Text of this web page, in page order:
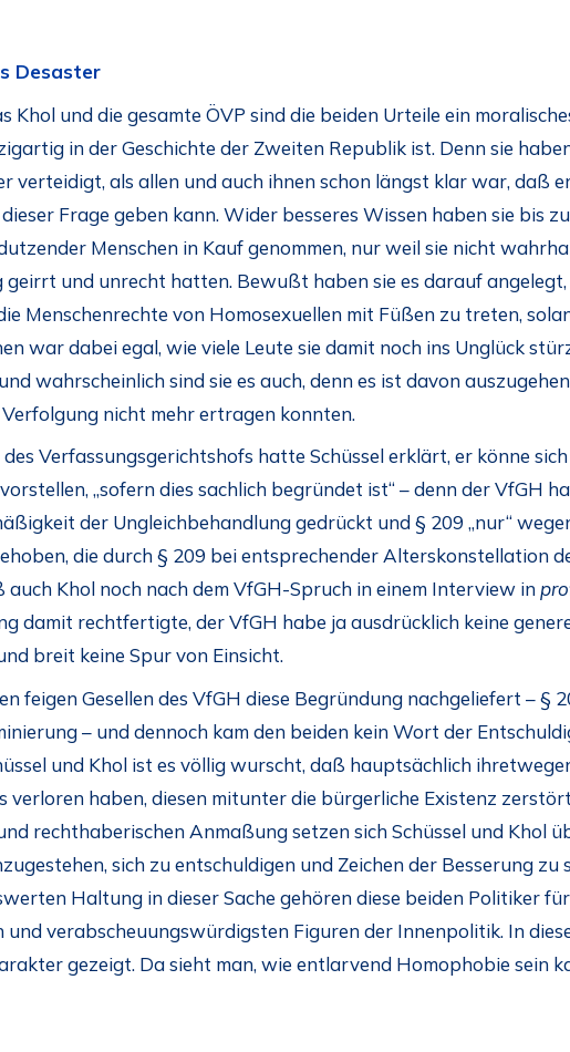
Desaster
Khol und die gesamte ÖVP sind die beiden Urteile ein
in der Geschichte der Zweiten Republik ist. Denn sie
verteidigt, als allen und auch ihnen schon längst klar war, daß
Frage geben kann. Wider besseres Wissen haben sie bis
Menschen in Kauf genommen, nur weil sie nicht
und unrecht hatten. Bewußt haben sie es darauf
Menschenrechte von Homosexuellen mit Füßen zu treten,
war dabei egal, wie viele Leute sie damit noch ins Unglück
wahrscheinlich sind sie es auch, denn es ist davon
nicht mehr ertragen konnten.
Verfassungsgerichtshofs hatte Schüssel erklärt, er könne
„sofern dies sachlich begründet ist“ – denn der VfGH
der Ungleichbehandlung gedrückt und § 209 „nur“
die durch § 209 bei entsprechender Alterskonstellation
Khol noch nach dem VfGH-Spruch in einem Interview in
damit rechtfertigte, der VfGH habe ja ausdrücklich keine
breit keine Spur von Einsicht.
feigen Gesellen des VfGH diese Begründung nachgeliefert – §
– und dennoch kam den beiden kein Wort der
und Khol ist es völlig wurscht, daß hauptsächlich
verloren haben, diesen mitunter die bürgerliche Existenz
rechthaberischen Anmaßung setzen sich Schüssel und Khol
sich zu entschuldigen und Zeichen der Besserung zu
Haltung in dieser Sache gehören diese beiden Politiker
verabscheuungswürdigsten Figuren der Innenpolitik. In
gezeigt. Da sieht man, wie entlarvend Homophobie sein